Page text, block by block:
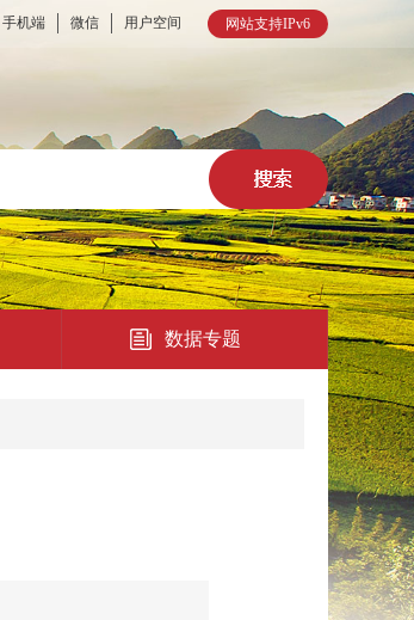
网站支持IPv6
手机端 微信 用户空间
数据专题